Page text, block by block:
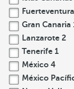
Fuerteventura
Gran Canaria
Lanzarote 2
Tenerife 1
México 4
México